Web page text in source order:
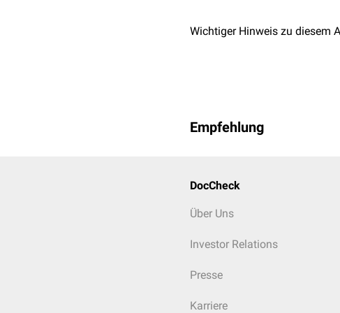
ein niedriger HPL-Wert
möglich.
Wichtiger Hinweis zu diesem
Empfehlung
DocCheck
Über Uns
Investor Relations
Presse
Karriere